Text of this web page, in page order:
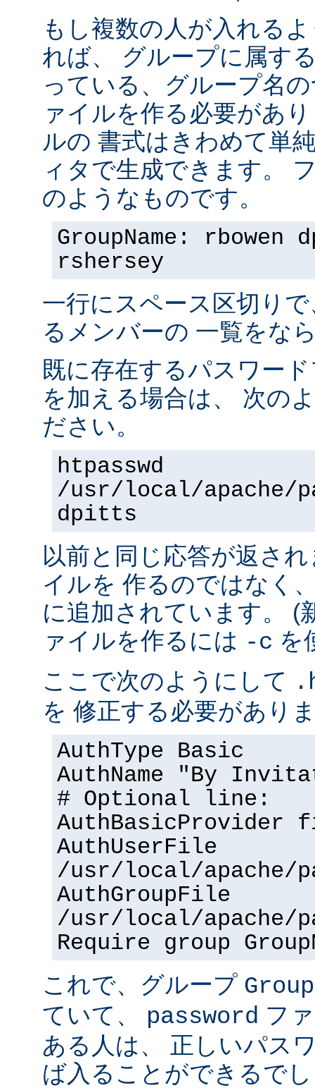
もし複数の人が入れる
れば、 グループに属す
っている、グループ名
ァイルを作る必要があ
ルの 書式はきわめて単
ィタで生成できます。
のようなものです。
GroupName: rbowen
rshersey
一行にスペース区切り
るメンバーの 一覧をな
既に存在するパスワー
を加える場合は、 次の
ださい。
htpasswd
/usr/local/apache/
dpitts
以前と同じ応答が返さ
イルを 作るのではなく
に追加されています。 (
ァイルを作るには -c を
ここで次のようにして
を 修正する必要があり
AuthType Basic
AuthName "By
# Optional line:
AuthBasicProvider
AuthUserFile
/usr/local/apache/
AuthGroupFile
/usr/local/apache/
Require group
これで、グループ
ていて、 password フ
ある人は、 正しいパス
ば入ることができるで